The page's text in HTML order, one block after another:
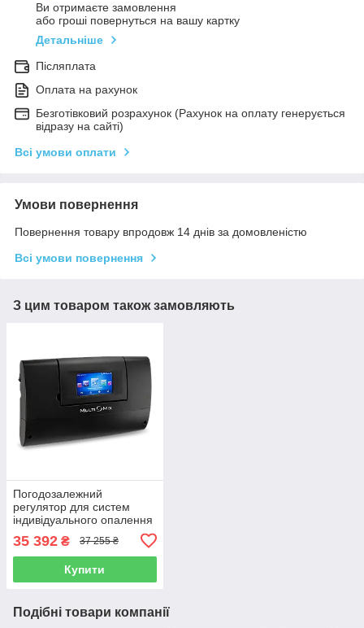
Ви отримаєте замовлення
або гроші повернуться на вашу картку
Детальніше
Післяплата
Оплата на рахунок
Безготівковий розрахунок (Рахунок на оплату генерується
відразу на сайті)
Всі умови оплати
Умови повернення
Повернення товару впродовж 14 днів за домовленістю
Всі умови повернення
З цим товаром також замовляють
Погодозалежний
регулятор для систем
індивідуального опалення
35 392 ₴ 37 255 ₴
Купити
Подібні товари компанії